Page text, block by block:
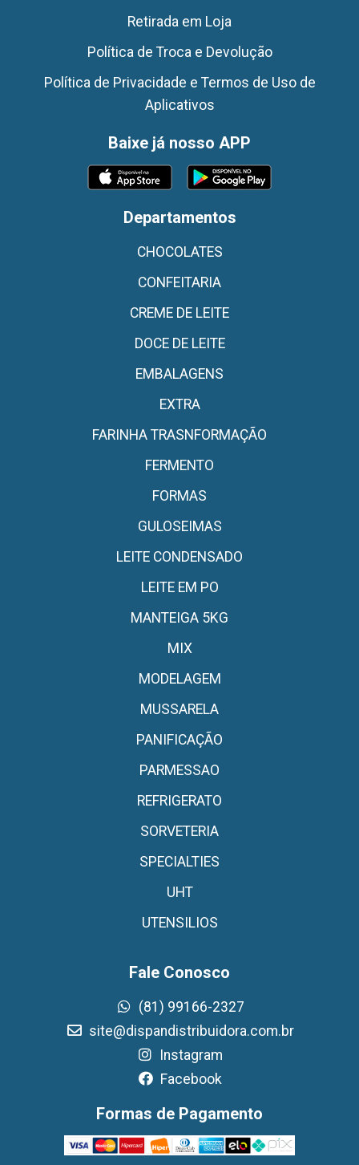
Retirada em Loja
Política de Troca e Devolução
Política de Privacidade e Termos de Uso de
Aplicativos
Baixe já nosso APP
Departamentos
CHOCOLATES
CONFEITARIA
CREME DE LEITE
DOCE DE LEITE
EMBALAGENS
EXTRA
FARINHA TRASNFORMAÇÃO
FERMENTO
FORMAS
GULOSEIMAS
LEITE CONDENSADO
LEITE EM PO
MANTEIGA 5KG
MIX
MODELAGEM
MUSSARELA
PANIFICAÇÃO
PARMESSAO
REFRIGERATO
SORVETERIA
SPECIALTIES
UHT
UTENSILIOS
Fale Conosco
(81) 99166-2327
site@dispandistribuidora.com.br
Instagram
Facebook
Formas de Pagamento